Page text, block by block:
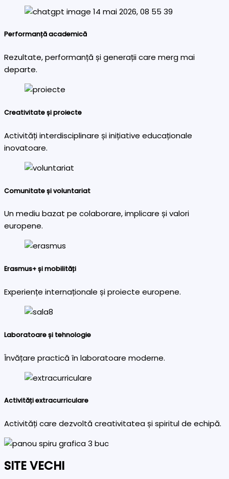
Performanță academică
Rezultate, performanță și generații care merg mai
departe.
Creativitate și proiecte
Activități interdisciplinare și inițiative educaționale
inovatoare.
Comunitate și voluntariat
Un mediu bazat pe colaborare, implicare și valori
europene.
Erasmus+ și mobilități
Experiențe internaționale și proiecte europene.
Laboratoare și tehnologie
Învățare practică în laboratoare moderne.
Activități extracurriculare
Activități care dezvoltă creativitatea și spiritul de echipă.
SITE VECHI